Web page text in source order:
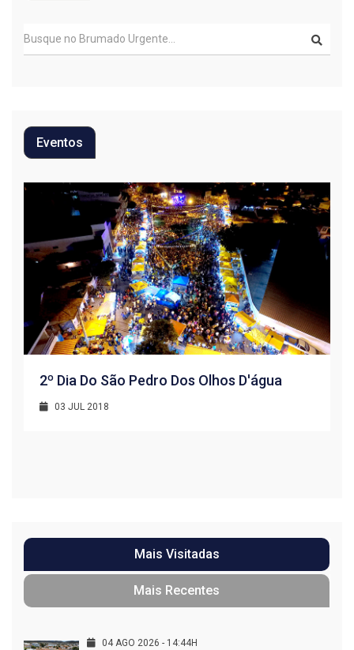
Eventos
2º Dia Do São Pedro Dos Olhos D'água
03 JUL 2018
Mais Visitadas
Mais Recentes
04 AGO 2026 - 14:44H